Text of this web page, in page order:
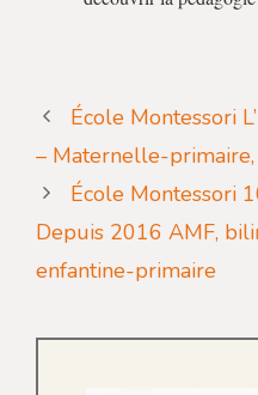
École Montessori
– Maternelle-primaire,
École Montessori
Depuis 2016 AMF,
enfantine-primaire